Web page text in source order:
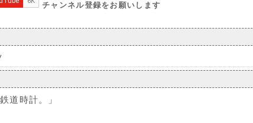
チャンネル登録をお願いします
道時計。」